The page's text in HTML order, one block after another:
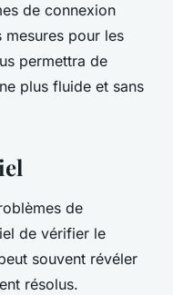
de connexion
mesures pour les
permettra de
plus fluide et sans
de
de vérifier le
souvent révéler
résolus.